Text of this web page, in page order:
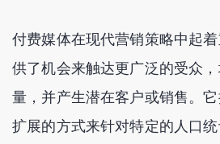
付费媒体在现代营销策略中起
供了机会来触达更广泛的受众
量，并产生潜在客户或销售。
扩展的方式来针对特定的人口